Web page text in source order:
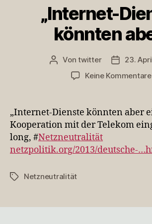
„Internet-
könnten
Beitragsautor
Vontwitter
23.
Keine Kommentare
„Internet-Dienste könnten aber
Kooperation mit der Telekom
long, #Netzneutralität
netzpolitik.org/2013/deutsche-
Schlagwörter
Netzneutralität